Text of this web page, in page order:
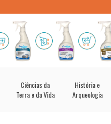
Ciências da
Terra e da Vida
História e
Arqueologia